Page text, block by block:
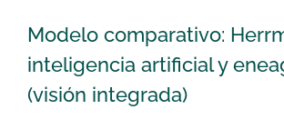
Modelo comparativo:
inteligencia artificial y
(visión integrada)